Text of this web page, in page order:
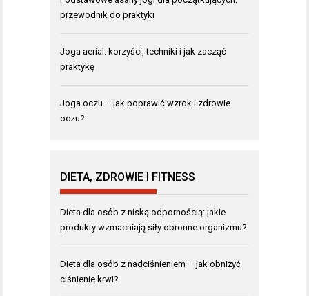
przewodnik do praktyki
Joga aerial: korzyści, techniki i jak zacząć
praktykę
Joga oczu – jak poprawić wzrok i zdrowie
oczu?
DIETA, ZDROWIE I FITNESS
Dieta dla osób z niską odpornością: jakie
produkty wzmacniają siły obronne organizmu?
Dieta dla osób z nadciśnieniem – jak obniżyć
ciśnienie krwi?